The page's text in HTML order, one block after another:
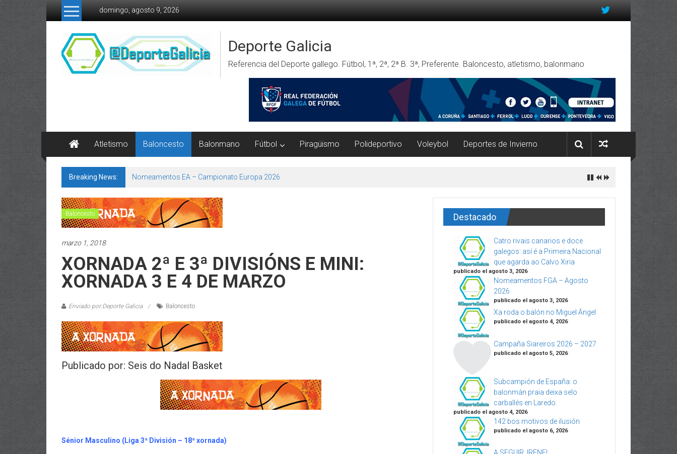
Skip to content
domingo, agosto 9, 2026
Deporte Galicia
Referencia del Deporte gallego. Fútbol, 1ª, 2ª, 2ª B. 3ª, Preferente. Baloncesto, atletismo, balonmano
Atletismo Baloncesto Balonmano Fútbol Piragüismo Polideportivo Voleybol Deportes de Invierno
Breaking News: Nomeamentos EA – Campionato Europa 2026
Baloncesto
marzo 1, 2018
XORNADA 2ª E 3ª DIVISIÓNS E MINI:
XORNADA 3 E 4 DE MARZO
Enviado por:Deporte Galicia Baloncesto
Publicado por: Seis do Nadal Basket
Sénior Masculino (Liga 3ª División – 18ª xornada)
Destacado
Catro rivais canarios e doce
galegos: así é a Primeira Nacional
que agarda ao Calvo Xiria
publicado el agosto 3, 2026
Nomeamentos FGA – Agosto
2026
publicado el agosto 3, 2026
Xa roda o balón no Miguel Ángel
publicado el agosto 4, 2026
Campaña Siareiros 2026 – 2027
publicado el agosto 5, 2026
Subcampión de España: o
balonmán praia deixa selo
carballés en Laredo
publicado el agosto 4, 2026
142 bos motivos de ilusión
publicado el agosto 6, 2026